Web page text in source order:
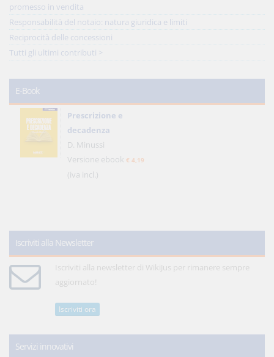
promesso in vendita
Responsabilità del notaio: natura giuridica e limiti
Reciprocità delle concessioni
Tutti gli ultimi contributi >
E-Book
Prescrizione e
decadenza
D. Minussi
Versione ebook € 4,19
(iva incl.)
Iscriviti alla Newsletter
Iscriviti alla newsletter di WikiJus per rimanere sempre
aggiornato!
Iscriviti ora
Servizi innovativi